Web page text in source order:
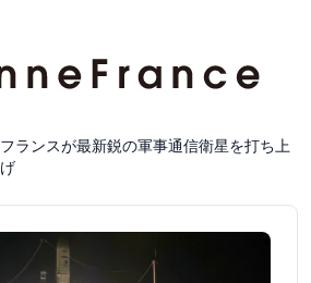
フランスが最新鋭の軍事通信衛星を打ち上
げ